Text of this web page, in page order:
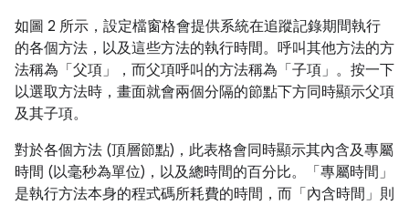
如圖 2 所示，設定檔窗格會提供系統在追蹤記錄期間執行
的各個方法，以及這些方法的執行時間。呼叫其他方法的方
法稱為「父項」
，而父項呼叫的方法稱為「子項」 。按一下
以選取方法時，畫面就會兩個分隔的節點下方同時顯示父項
及其子項。
對於各個方法 (頂層節點)，此表格會同時顯示其內含及專屬
時間 (以毫秒為單位)，以及總時間的百分比。「專屬時間」
是執行方法本身的程式碼所耗費的時間，而「內含時間」 則